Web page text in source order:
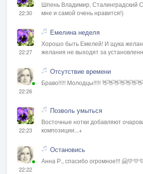
22:30
Шпень Владимир, Сталинградский
мне и самой очень нравится!)
22:27
Емелина неделя
Хорошо быть Емелей! И щука
желания не выходят за
22:26
Отсутствие времени
Браво!!!!! Молодцы!!!!!
22:23
Позволь умыться
Восточные нотки добавляют
композиции...+
22:22
Остановись
Анна Р., спасибо огромное!!!